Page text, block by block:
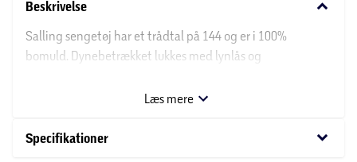
Beskrivelse keyboard_arrow_down
Salling sengetøj har et trådtal på 144 og er i 100%
bomuld. Dynebetrækket lukkes med lynlås og
60 grader og bør vaskes separat de første par gange samt
horisontale tråde pr. kvadrattomme stof. Jo højere
Læs mere
Specifikationer keyboard_arrow_down